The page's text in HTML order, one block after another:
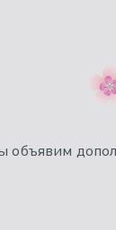
объявим